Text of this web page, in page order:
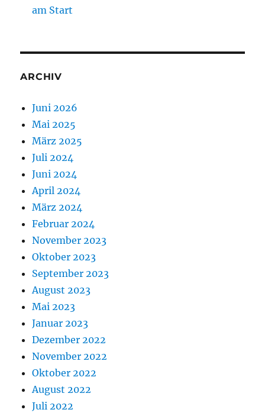
am Start
ARCHIV
Juni 2026
Mai 2025
März 2025
Juli 2024
Juni 2024
April 2024
März 2024
Februar 2024
November 2023
Oktober 2023
September 2023
August 2023
Mai 2023
Januar 2023
Dezember 2022
November 2022
Oktober 2022
August 2022
Juli 2022